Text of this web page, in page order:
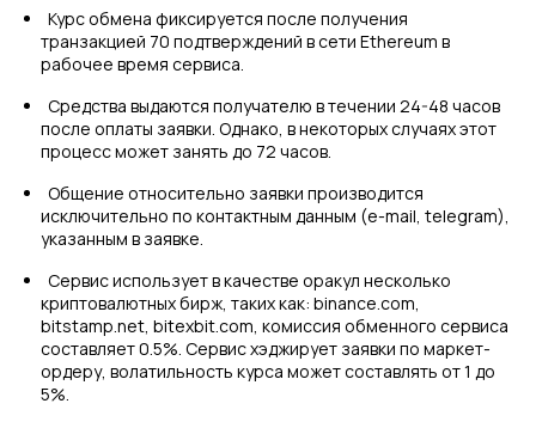
Курс обмена фиксируется после получения
транзакцией 70 подтверждений в сети Ethereum в
рабочее время сервиса.
Средства выдаются получателю в течении 24-48 часов
после оплаты заявки. Однако, в некоторых случаях этот
процесс может занять до 72 часов.
Общение относительно заявки производится
исключительно по контактным данным (e-mail, telegram),
указанным в заявке.
Сервис использует в качестве оракул несколько
криптовалютных бирж, таких как: binance.com,
bitstamp.net, bitexbit.com, комиссия обменного сервиса
составляет 0.5%. Сервис хэджирует заявки по маркет-
ордеру, волатильность курса может составлять от 1 до
5%.